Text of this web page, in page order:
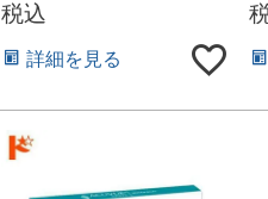
税込
詳細を見る